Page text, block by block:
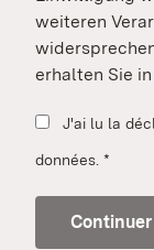
weiteren
erhalten Sie
J'ai lu la
données. *
Continuer